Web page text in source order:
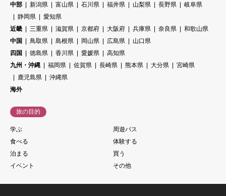
中部
新潟県 富山県 石川県 福井県 山梨県 長野県
岐阜県
静岡県
愛知県
近畿
三重県 滋賀県 京都府 大阪府 兵庫県 奈良県
和歌山県
中国
鳥取県 島根県 岡山県 広島県
山口県
四国
徳島県 香川県 愛媛県
高知県
九州・沖縄
福岡県 佐賀県 長崎県 熊本県 大分県
宮崎県
鹿児島県
沖縄県
海外
旅の目的
学ぶ
周遊パス
食べる
体験する
泊まる
買う
イベント
その他